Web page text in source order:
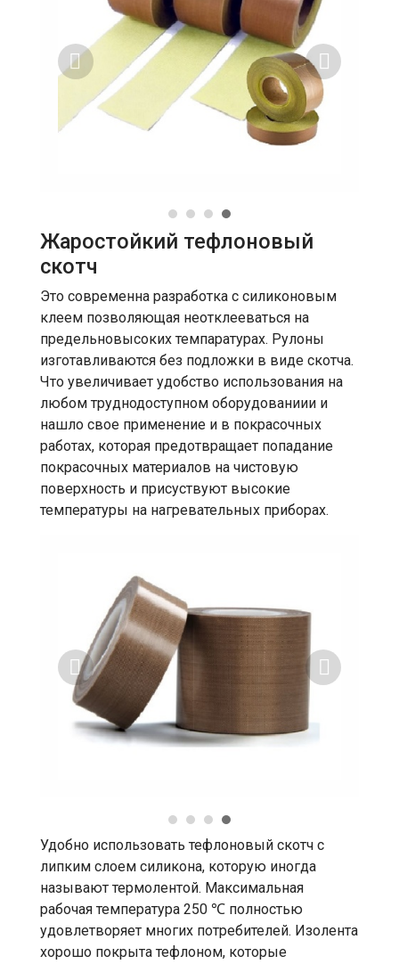
Жаростойкий тефлоновый
скотч
Это современна разработка с силиконовым
клеем позволяющая неотклееваться на
предельновысоких темпаратурах. Рулоны
изготавливаются без подложки в виде скотча.
Что увеличивает удобство использования на
любом труднодоступном оборудованиии и
нашло свое применение и в покрасочных
работах, которая предотвращает попадание
покрасочных материалов на чистовую
поверхность и присуствуют высокие
температуры на нагревательных приборах.
Удобно использовать тефлоновый скотч с
липким слоем силикона, которую иногда
называют термолентой. Максимальная
рабочая температура 250 ℃ полностью
удовлетворяет многих потребителей. Изолента
хорошо покрыта тефлоном, которые